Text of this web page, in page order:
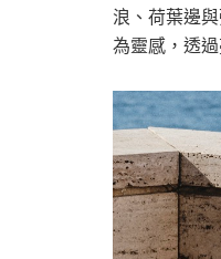
浪、荷葉邊
為靈感，透